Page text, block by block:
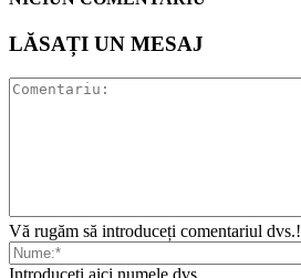
LĂSAȚI UN MESAJ
Vă rugăm să introduceți comentariul dvs.!
Introduceți aici numele dvs.